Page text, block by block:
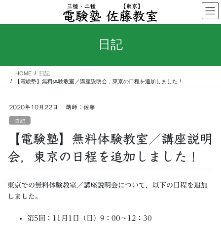
テ
ス
ゲ
ン
日記
HOME
日記
【電験塾】無料体験教室／講座説明会，東京の日程を追加しました！
2020年10月22日 講師：佐藤
日記
【電験塾】無料体験教室／講座説明
会，東京の日程を追加しました！
東京での無料体験教室／講座説明会について，以下の日程を追加
しました。
第5回：11月1日（日）9：00～12：30